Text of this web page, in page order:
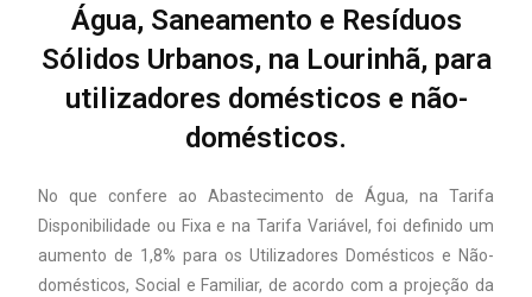
Água, Saneamento e Resíduos
Sólidos Urbanos, na Lourinhã, para
utilizadores domésticos e não-
domésticos.
No que confere ao Abastecimento de Água, na Tarifa
Disponibilidade ou Fixa e na Tarifa Variável, foi definido um
aumento de 1,8% para os Utilizadores Domésticos e Não-
domésticos, Social e Familiar, de acordo com a projeção da